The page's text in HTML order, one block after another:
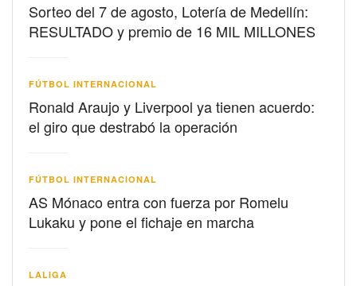
Sorteo del 7 de agosto, Lotería de Medellín:
RESULTADO y premio de 16 MIL MILLONES
FÚTBOL INTERNACIONAL
Ronald Araujo y Liverpool ya tienen acuerdo:
el giro que destrabó la operación
FÚTBOL INTERNACIONAL
AS Mónaco entra con fuerza por Romelu
Lukaku y pone el fichaje en marcha
LALIGA